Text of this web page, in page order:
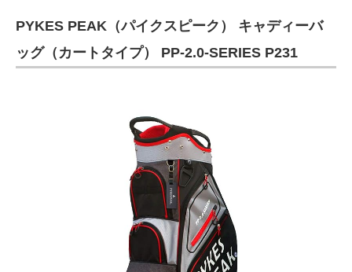
PYKES PEAK（パイクスピーク） キャディーバ
ッグ（カートタイプ） PP-2.0-SERIES P231